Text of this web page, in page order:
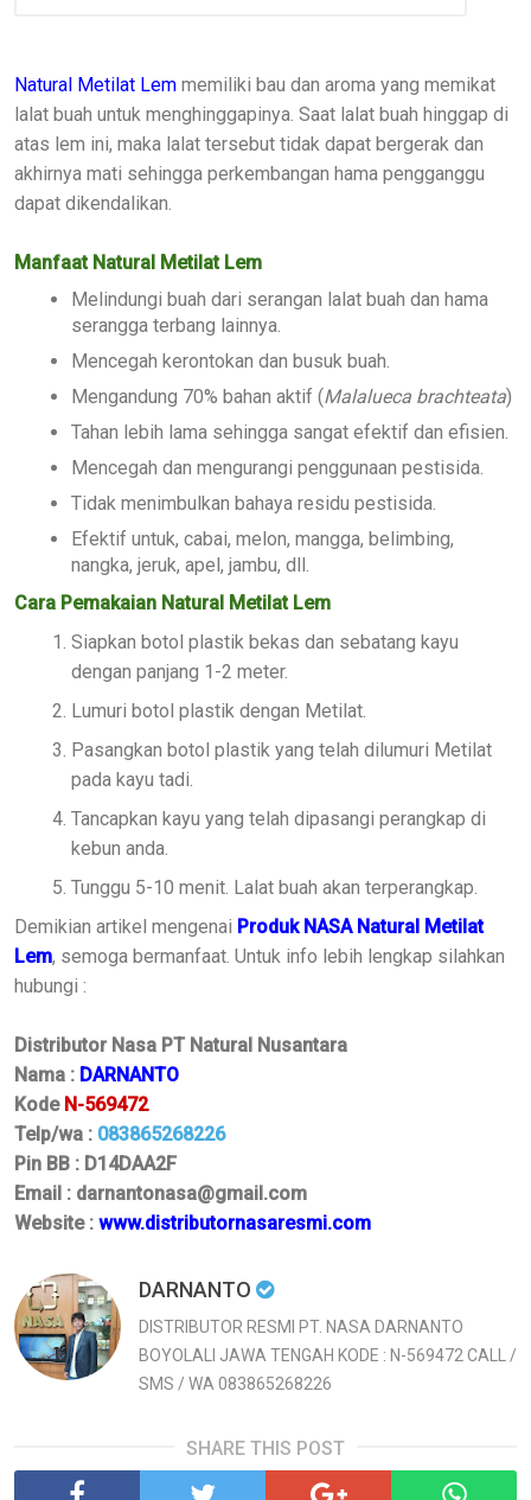
Natural Metilat Lem memiliki bau dan aroma yang memikat
lalat buah untuk menghinggapinya. Saat lalat buah hinggap di
atas lem ini, maka lalat tersebut tidak dapat bergerak dan
akhirnya mati sehingga perkembangan hama pengganggu
dapat dikendalikan.
Manfaat Natural Metilat Lem
Melindungi buah dari serangan lalat buah dan hama
serangga terbang lainnya.
Mencegah kerontokan dan busuk buah.
Mengandung 70% bahan aktif (Malalueca brachteata)
Tahan lebih lama sehingga sangat efektif dan efisien.
Mencegah dan mengurangi penggunaan pestisida.
Tidak menimbulkan bahaya residu pestisida.
Efektif untuk, cabai, melon, mangga, belimbing,
nangka, jeruk, apel, jambu, dll.
Cara Pemakaian Natural Metilat Lem
Siapkan botol plastik bekas dan sebatang kayu
dengan panjang 1-2 meter.
Lumuri botol plastik dengan Metilat.
Pasangkan botol plastik yang telah dilumuri Metilat
pada kayu tadi.
Tancapkan kayu yang telah dipasangi perangkap di
kebun anda.
Tunggu 5-10 menit. Lalat buah akan terperangkap.
Demikian artikel mengenai Produk NASA Natural Metilat
Lem, semoga bermanfaat. Untuk info lebih lengkap silahkan
hubungi :
Distributor Nasa PT Natural Nusantara
Nama : DARNANTO
KodeN-569472
Telp/wa : 083865268226
Pin BB : D14DAA2F
Email : darnantonasa@gmail.com
Website : www.distributornasaresmi.com
DARNANTO
DISTRIBUTOR RESMI PT. NASA DARNANTO
BOYOLALI JAWA TENGAH KODE : N-569472 CALL /
SMS / WA 083865268226
SHARE THIS POST